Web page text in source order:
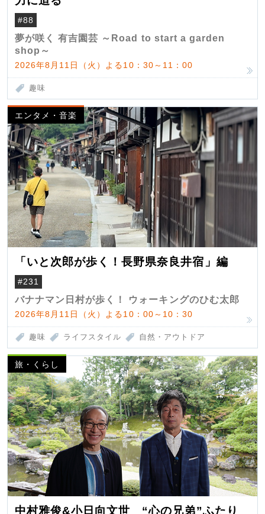
#88
夢が咲く 有吉園芸 ～Road to start a garden
shop～
2026年8月11日（火）よる10：30～11：00
趣味
エンタメ・音楽
「いと次郎が歩く！長野県奈良井宿」編
#231
バナナマン日村が歩く！ ウォーキングのひむ太郎
2026年8月11日（火）よる10：00～10：30
趣味 ライフスタイル 自然・アウトドア
旅・くらし
中村雅俊&小日向文世 “心の兄弟”ふたり